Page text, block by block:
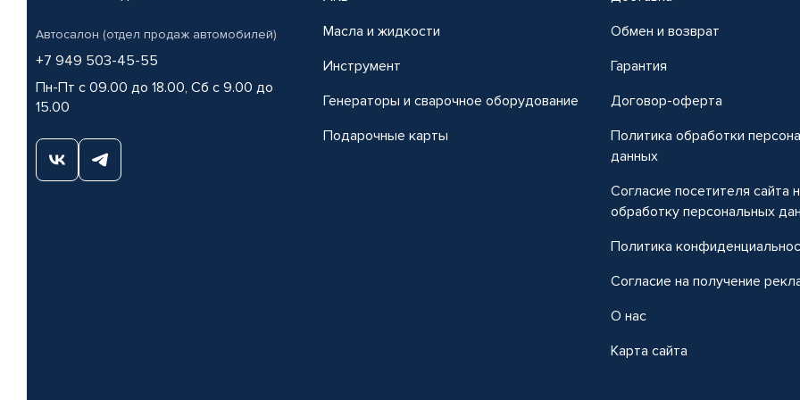
Автосалон (отдел продаж автомобилей)
+7 949 503-45-55
Пн-Пт с 09.00 до 18.00, Сб с 9.00 до
15.00
Масла и жидкости
Инструмент
Генераторы и сварочное оборудование
Подарочные карты
Обмен и возврат
Гарантия
Договор-оферта
Политика обработки
данных
Согласие посетителя сайта
обработку персональных
Политика
Согласие на получение
О нас
Карта сайта